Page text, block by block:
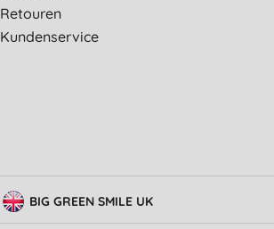
Retouren
Kundenservice
BIG GREEN SMILE UK